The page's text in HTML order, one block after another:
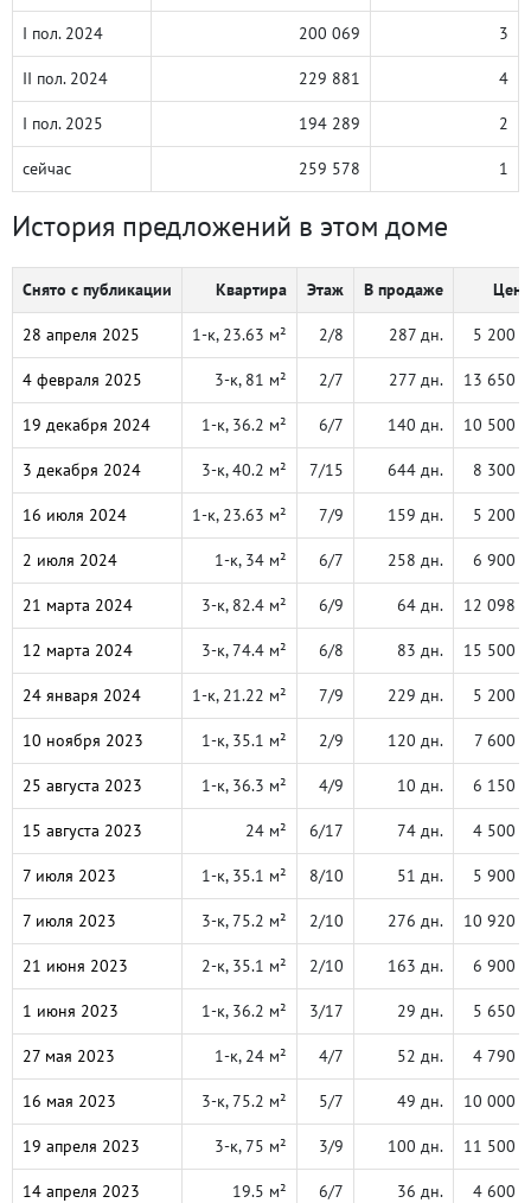
I пол. 2024 200 069 3
II пол. 2024 229 881 4
I пол. 2025 194 289 2
сейчас 259 578 1
История предложений в этом доме
Снято с публикации Квартира Этаж В продаже
28 апреля 2025 1-к, 23.63 м² 2/8 287 дн. 5 200
4 февраля 2025 3-к, 81 м² 2/7 277 дн. 13 650
19 декабря 2024 1-к, 36.2 м² 6/7 140 дн. 10 500
3 декабря 2024 3-к, 40.2 м² 7/15 644 дн. 8 300
16 июля 2024 1-к, 23.63 м² 7/9 159 дн. 5 200
2 июля 2024 1-к, 34 м² 6/7 258 дн. 6 900
21 марта 2024 3-к, 82.4 м² 6/9 64 дн. 12 098
12 марта 2024 3-к, 74.4 м² 6/8 83 дн. 15 500
24 января 2024 1-к, 21.22 м² 7/9 229 дн. 5 200
10 ноября 2023 1-к, 35.1 м² 2/9 120 дн. 7 600
25 августа 2023 1-к, 36.3 м² 4/9 10 дн. 6 150
15 августа 2023 24 м² 6/17 74 дн. 4 500
7 июля 2023 1-к, 35.1 м² 8/10 51 дн. 5 900
7 июля 2023 3-к, 75.2 м² 2/10 276 дн. 10 920
21 июня 2023 2-к, 35.1 м² 2/10 163 дн. 6 900
1 июня 2023 1-к, 36.2 м² 3/17 29 дн. 5 650
27 мая 2023 1-к, 24 м² 4/7 52 дн. 4 790
16 мая 2023 3-к, 75.2 м² 5/7 49 дн. 10 000
19 апреля 2023 3-к, 75 м² 3/9 100 дн. 11 500
14 апреля 2023 19.5 м² 6/7 36 дн. 4 600